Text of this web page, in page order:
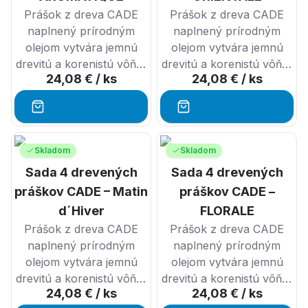
Prášok z dreva CADE
naplnený prírodným
olejom vytvára jemnú
drevitú a korenistú vôňu,
ktorá Vás prenesie
priamo ku krásnej
francúzskej krovine.
juhu francúzska je
známy a používaný už
ako kadidlo, čistí,
prevonia a drží lietajúci
hmyz ďaleko od Vášho
domova.
24,08 € / ks
Prášok z dreva CADE
naplnený prírodným
olejom vytvára jemnú
drevitú a korenistú vôňu,
ktorá Vás prenesie
priamo ku krásnej
francúzskej krovine.
juhu francúzska je
známy a používaný už
ako kadidlo, čistí,
prevonia a drží lietajúci
hmyz ďaleko od Vášho
domova.
24,08 € / ks
Skladom
Sada 4 drevených
práškov CADE – Matin
d´Hiver
Prášok z dreva CADE
naplnený prírodným
olejom vytvára jemnú
drevitú a korenistú vôňu,
ktorá Vás prenesie
24,08 € / ks
Skladom
Sada 4 drevených
práškov CADE –
FLORALE
Prášok z dreva CADE
naplnený prírodným
olejom vytvára jemnú
drevitú a korenistú vôňu,
ktorá Vás prenesie
24,08 € / ks